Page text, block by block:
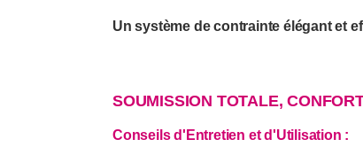
Un système de contrainte élégant et
SOUMISSION TOTALE,
Conseils d'Entretien et d'Utilisation :